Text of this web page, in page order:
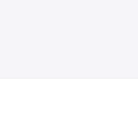
关闭后仍可见7天
易记录均对应所选